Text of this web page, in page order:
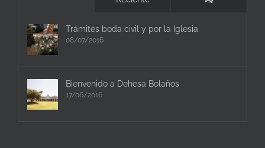
Trámites boda civil y por la Iglesia
08/07/2016
Bienvenido a Dehesa Bolaños
17/06/2016